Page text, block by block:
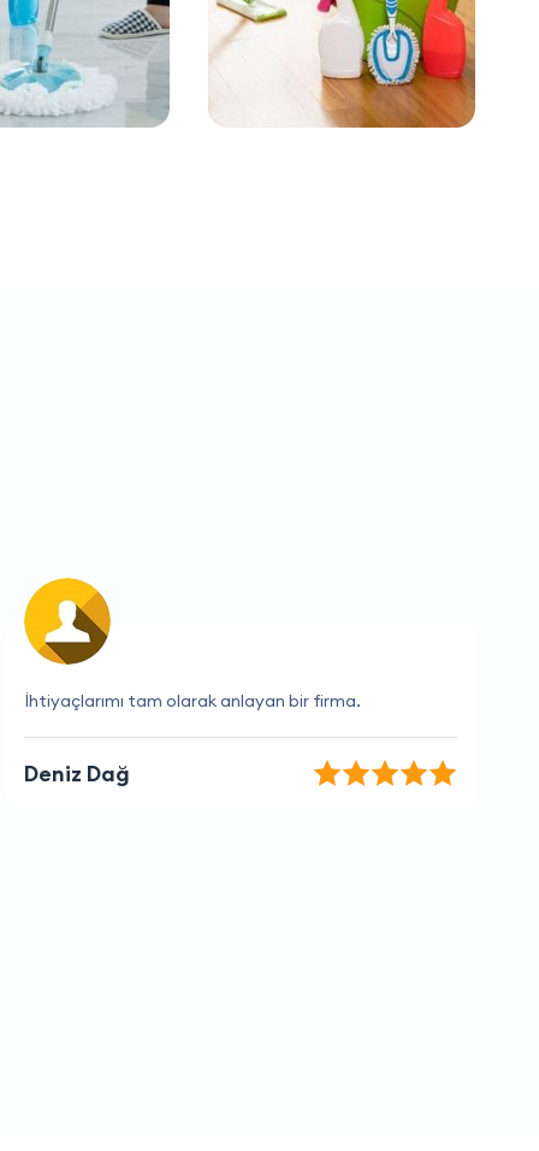
Her şey kusursuz, memnunum.
Ahmet Aktaş